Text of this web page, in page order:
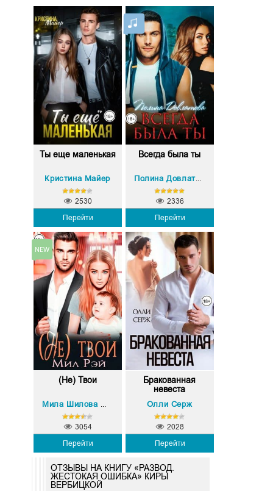
Ты еще маленькая
Кристина Майер
Перейти
2530
Всегда была ты
Полина Довлатова
Перейти
2336
(Не) Твои
Перейти
3054
Бракованная
невеста
Олли Серж
Перейти
2028
ОТЗЫВЫ НА КНИГУ «РАЗВОД.
ЖЕСТОКАЯ ОШИБКА» КИРЫ
ВЕРБИЦКОЙ